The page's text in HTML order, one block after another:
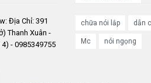
Địa Chỉ: 391
Thanh Xuân -
- 0985349755
chữa nói lắp dẫn
Mc nói ngọng